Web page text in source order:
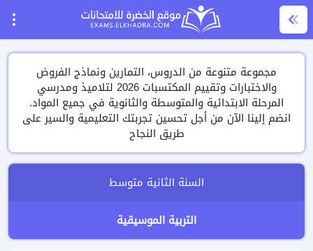
مجموعة متنوعة من الدروس، التمارين ونماذج الفروض
والاختبارات وتقييم المكتسبات 2026 لتلاميذ ومدرسي
المرحلة الابتدائية والمتوسطة والثانوية في جميع المواد.
انضم إلينا الآن من أجل تحسين تجربتك التعليمية والسير على
طريق النجاح
السنة الثانية متوسط
التربية الموسيقية